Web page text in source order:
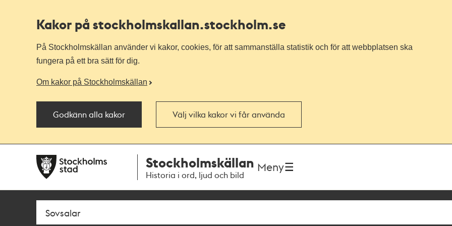
Kakor på stockholmskallan.stockholm.se
På Stockholmskällan använder vi kakor, cookies, för att sammanställa statistik och för att webbplatsen ska
fungera på ett bra sätt för dig.
Om kakor på Stockholmskällan
Godkänn alla kakor Välj vilka kakor vi får använda
navigationen
huvudinnehållet
Stockholmskällan
Historia i ord, ljud och bild
Meny
Sök